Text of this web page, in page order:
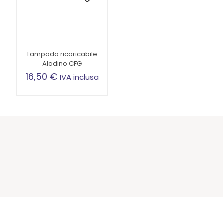
Lampada ricaricabile
Aladino CFG
16,50 € IVA inclusa